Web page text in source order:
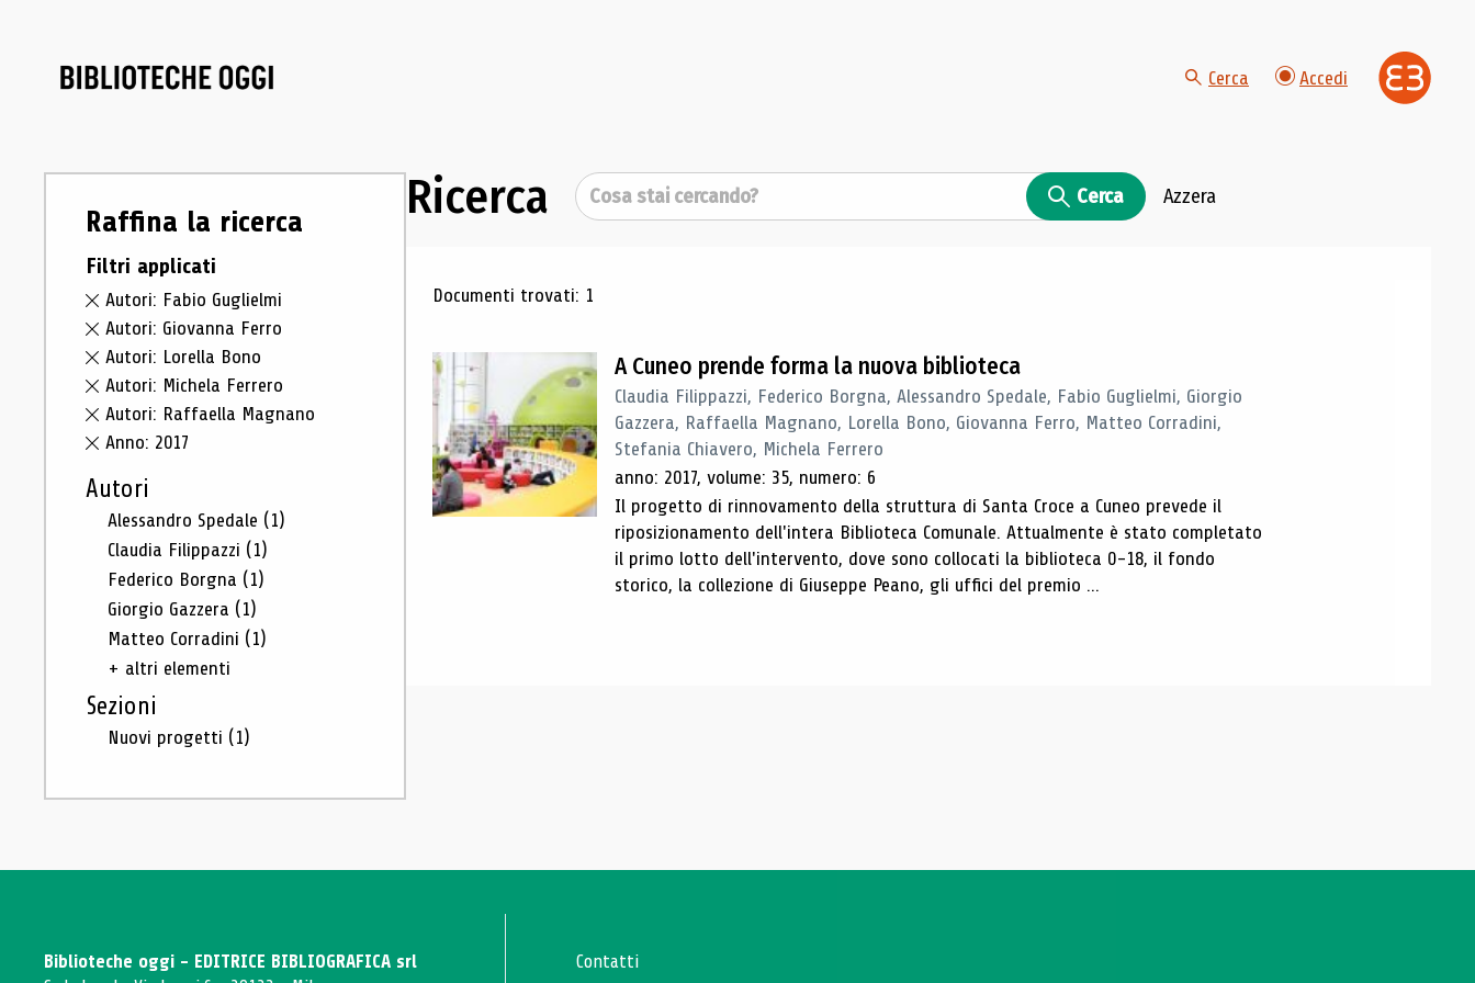
Cerca Accedi
Raffina la ricerca
Filtri applicati
Autori: Fabio Guglielmi
Autori: Giovanna Ferro
Autori: Lorella Bono
Autori: Michela Ferrero
Autori: Raffaella Magnano
Anno: 2017
Autori
Alessandro Spedale (1)
Claudia Filippazzi (1)
Federico Borgna (1)
Giorgio Gazzera (1)
Matteo Corradini (1)
+ altri elementi
Sezioni
Nuovi progetti (1)
Ricerca Cerca Cerca Azzera
Risultati di ricerca
Documenti trovati: 1
A Cuneo prende forma la nuova biblioteca
Claudia Filippazzi, Federico Borgna, Alessandro Spedale, Fabio Guglielmi, Giorgio
Gazzera, Raffaella Magnano, Lorella Bono, Giovanna Ferro, Matteo Corradini,
Stefania Chiavero, Michela Ferrero
anno: 2017, volume: 35, numero: 6
Il progetto di rinnovamento della struttura di Santa Croce a Cuneo prevede il
riposizionamento dell'intera Biblioteca Comunale. Attualmente è stato completato
il primo lotto dell'intervento, dove sono collocati la biblioteca 0-18, il fondo
storico, la collezione di Giuseppe Peano, gli uffici del premio ...
Biblioteche oggi - EDITRICE BIBLIOGRAFICA srl
Contatti